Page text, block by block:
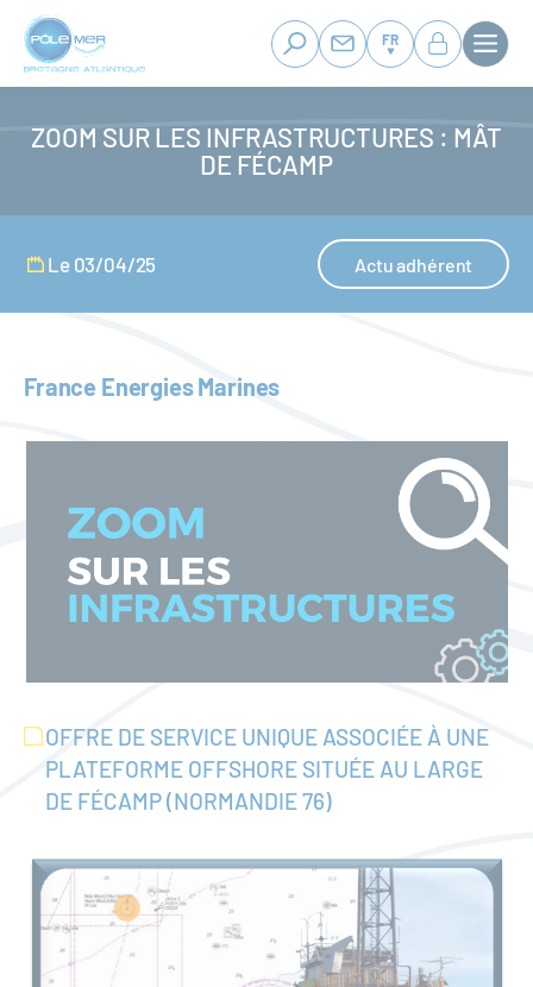
Panneau de gestion des cookies
Aller
contenu
FR
ZOOM SUR LES INFRASTRUCTURES : MÂT
DE FÉCAMP
Le 03/04/25 Actu adhérent
France Energies Marines
OFFRE DE SERVICE UNIQUE ASSOCIÉE À UNE
PLATEFORME OFFSHORE SITUÉE AU LARGE
DE FÉCAMP (NORMANDIE 76)